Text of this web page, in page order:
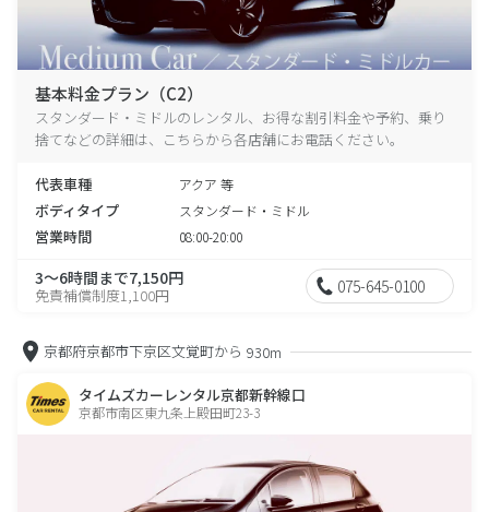
基本料金プラン（C2）
スタンダード・ミドルのレンタル、お得な割引料金や予約、乗り
捨てなどの詳細は、こちらから各店舗にお電話ください。
代表車種 アクア 等
ボディタイプ スタンダード・ミドル
営業時間 08:00-20:00
3～6時間まで7,150円
免責補償制度1,100円 075-645-0100
京都府京都市下京区文覚町から 930m
タイムズカーレンタル京都新幹線口
京都市南区東九条上殿田町23-3